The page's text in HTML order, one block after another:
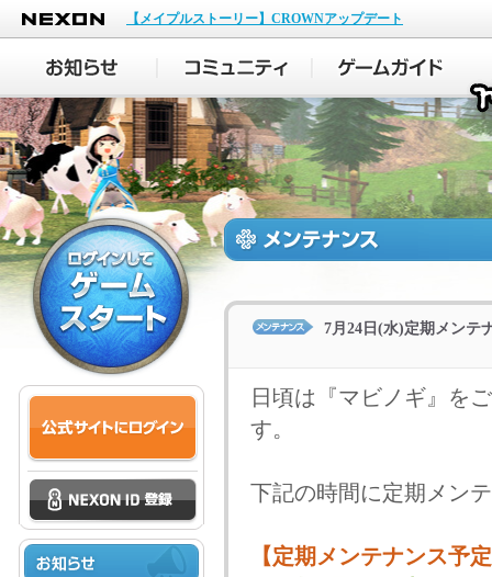
NEXON
【メイプルストーリー】CROWNアップデート
7月24日(水)定期メンテ
日頃は『マビノギ』を
す。
下記の時間に定期メン
【定期メンテナンス予